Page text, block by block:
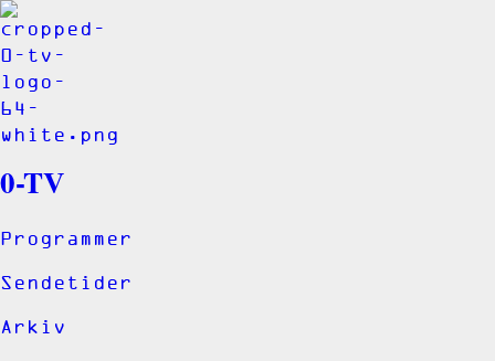
0-TV
Programmer
Sendetider
Arkiv